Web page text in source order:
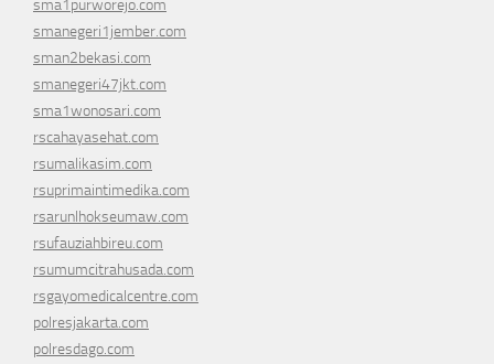
sma1purworejo.com
smanegeri1jember.com
sman2bekasi.com
smanegeri47jkt.com
sma1wonosari.com
rscahayasehat.com
rsumalikasim.com
rsuprimaintimedika.com
rsarunlhokseumaw.com
rsufauziahbireu.com
rsumumcitrahusada.com
rsgayomedicalcentre.com
polresjakarta.com
polresdago.com